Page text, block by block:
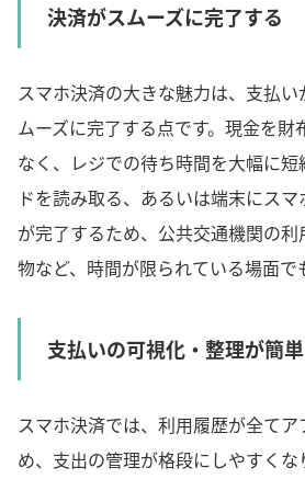
決済がスムーズに完了する
スマホ決済の大きな魅力は、支払
ムーズに完了する点です。現金を
なく、レジでの待ち時間を大幅に短
ドを読み取る、あるいは端末にス
が完了するため、公共交通機関の
物など、時間が限られている場面で
支払いの可視化・整理が簡単
スマホ決済では、利用履歴が全て
め、支出の管理が格段にしやすく